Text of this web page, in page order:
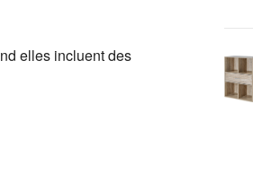
elles incluent des